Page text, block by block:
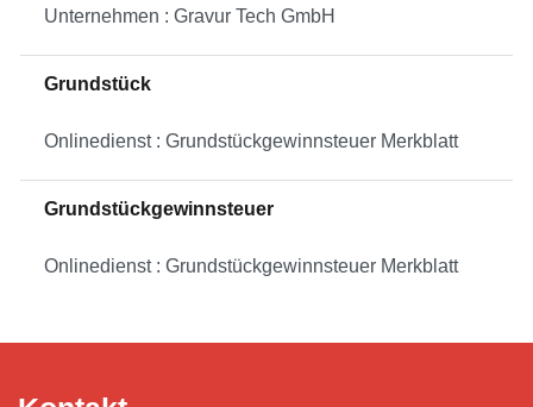
Unternehmen : Gravur Tech GmbH
Grundstück
Onlinedienst : Grundstückgewinnsteuer Merkblatt
Grundstückgewinnsteuer
Onlinedienst : Grundstückgewinnsteuer Merkblatt